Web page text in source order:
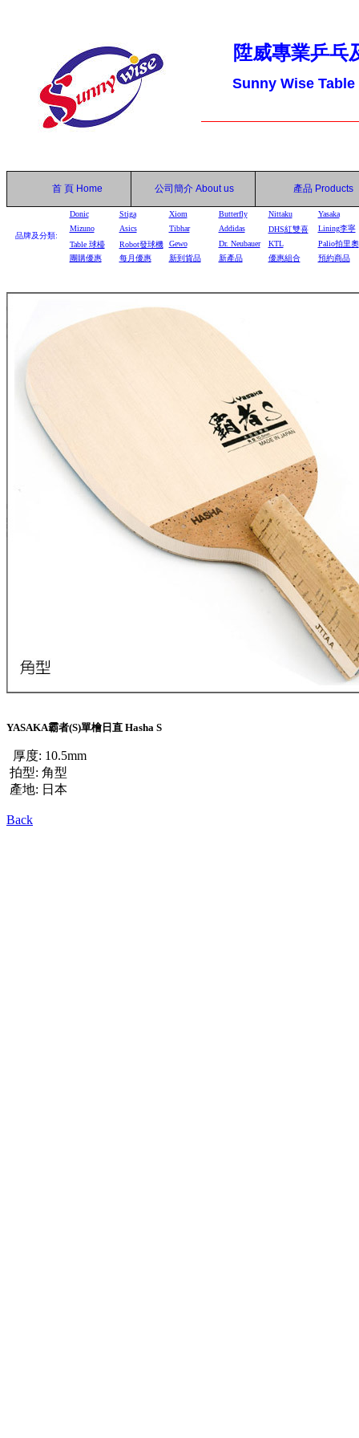
陞威專業乒乓
Sunny Wise
首 頁 Home 公司簡介 About us 產品 Products
品牌及分類:
Donic Stiga Xiom Butterfly Nittaku
Yasaka
Mizuno
Asics Tibhar Addidas DHS紅雙喜
Lining李寧
Table 球檯 Robot發球機 Gewo Dr. Neubauer KTL
Palio拍里奧
團購優惠
每月優惠 新到貨品 新產品 優惠組合 預約商品
YASAKA霸者(S)單檜日直 Hasha S
厚度: 10.5mm
拍型: 角型
產地: 日本
Back